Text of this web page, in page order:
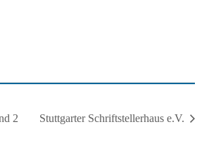
2 Stuttgarter Schriftstellerhaus e.V.